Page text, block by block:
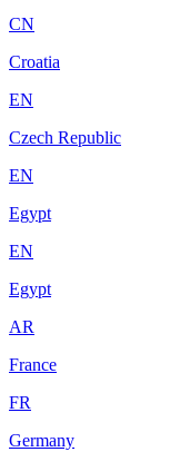
CN
Croatia
EN
Czech Republic
EN
Egypt
EN
Egypt
AR
France
FR
Germany